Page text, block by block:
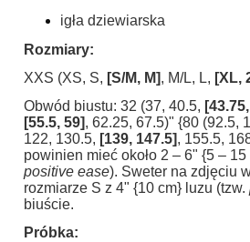
igła dziewiarska
Rozmiary:
XXS (XS, S, [S/M, M], M/L, L, [XL,
Obwód biustu: 32 (37, 40.5,
[55.5, 59], 62.25, 67.5)" {80 (92.5,
122, 130.5, [139, 147.5], 155.5,
powinien mieć około 2 – 6" {5 – 15
positive ease). Sweter na zdjęciu
rozmiarze S z 4" {10 cm} luzu (tzw.
biuście.
Próbka: